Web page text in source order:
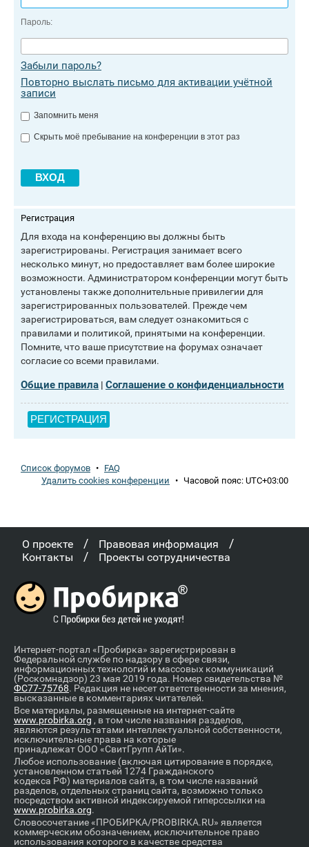
Пароль:
Забыли пароль?
Повторно выслать письмо для активации учётной
записи
Запомнить меня
Скрыть моё пребывание на конференции в этот раз
Регистрация
Для входа на конференцию вы должны быть
зарегистрированы. Регистрация занимает всего
несколько минут, но предоставляет вам более широкие
возможности. Администратором конференции могут быть
установлены также дополнительные привилегии для
зарегистрированных пользователей. Прежде чем
зарегистрироваться, вам следует ознакомиться с
правилами и политикой, принятыми на конференции.
Помните, что ваше присутствие на форумах означает
согласие со всеми правилами.
Общие правила | Соглашение о конфиденциальности
РЕГИСТРАЦИЯ
Список форумов • FAQ
Удалить cookies конференции • Часовой пояс: UTC+03:00
О проекте / Правовая информация /
Контакты / Проекты сотрудничества
Интернет-портал «Пробирка» зарегистрирован в
Федеральной службе по надзору в сфере связи,
информационных технологий и массовых коммуникаций
(Роскомнадзор) 23 мая 2019 года. Номер свидетельства №
ФС77-75768. Редакция не несет ответственности за мнения,
высказанные в комментариях читателей.
Все материалы, размещенные на интернет-сайте
www.probirka.org , в том числе названия разделов,
являются результатами интеллектуальной собственности,
исключительные права на которые
принадлежат ООО «СвитГрупп АйТи».
Любое использование (включая цитирование в порядке,
установленном статьей 1274 Гражданского
кодекса РФ) материалов сайта, в том числе названий
разделов, отдельных страниц сайта, возможно только
посредством активной индексируемой гиперссылки на
www.probirka.org.
Словосочетание «ПРОБИРКА/PROBIRKA.RU» является
коммерческим обозначением, исключительное право
использования которого в качестве средства